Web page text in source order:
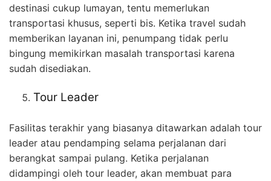
destinasi cukup lumayan, tentu memerlukan
transportasi khusus, seperti bis. Ketika travel sudah
memberikan layanan ini, penumpang tidak perlu
bingung memikirkan masalah transportasi karena
sudah disediakan.
Tour Leader
Fasilitas terakhir yang biasanya ditawarkan adalah tour
leader atau pendamping selama perjalanan dari
berangkat sampai pulang. Ketika perjalanan
didampingi oleh tour leader, akan membuat para